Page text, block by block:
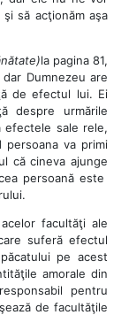
să acţionăm aşa
la pagina 81,
Dumnezeu are
de efectul lui. Ei
despre urmările
efectele sale rele,
persoana va primi
că cineva ajunge
persoană este
facultăţi ale
suferă efectul
pe acest
amorale din
pentru
de facultăţile